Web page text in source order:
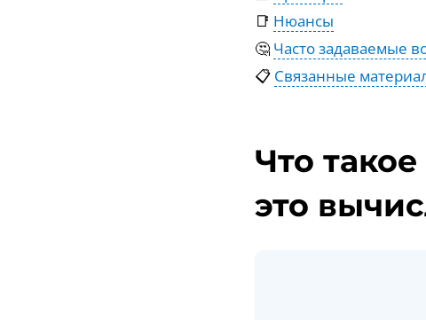
📑 Нюансы
🤔 Часто задаваемые
📋 Связанные
Что
это